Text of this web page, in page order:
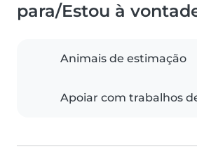
para/Estou à
Animais de estimação
Apoiar com trabalhos